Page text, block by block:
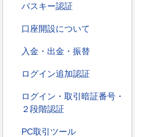
パスキー認証
口座開設について
入金・出金・振替
ログイン追加認証
ログイン・取引暗証番号・
２段階認証
PC取引ツール